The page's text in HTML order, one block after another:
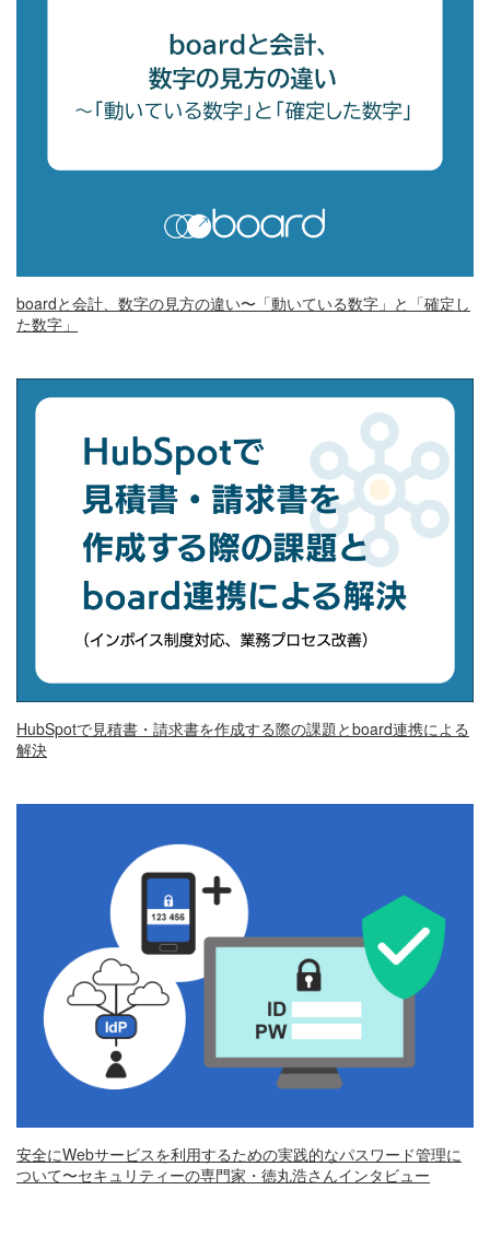
boardと会計、数字の見方の違い〜「動いている数字」と「確定し
た数字」
HubSpotで見積書・請求書を作成する際の課題とboard連携による
解決
安全にWebサービスを利用するための実践的なパスワード管理に
ついて〜セキュリティーの専門家・徳丸浩さんインタビュー